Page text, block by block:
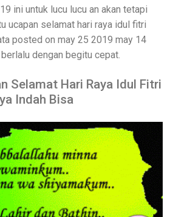
ini untuk lucu lucu an akan tetapi
ucapan selamat hari raya idul fitri
posted on may 25 2019 may 14
dengan begitu cepat.
Selamat Hari Raya Idul Fitri
Indah Bisa